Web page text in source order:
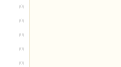
(0)
(0)
(0)
(0)
(0)